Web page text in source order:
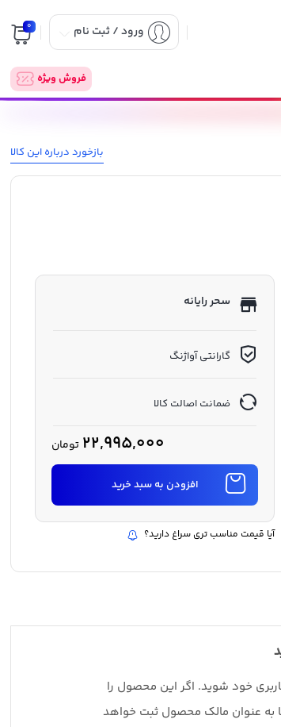
ورود / ثبت نام 0
فروش ویژه
بازخورد درباره این کالا
سحر رایانه
گارانتی آواژنگ
ضمانت اصالت کالا
22,995,000 تومان
افزودن به سبد خرید
آیا قیمت مناسب تری سراغ دارید؟
خود شوید. اگر این محصول را
به عنوان مالک محصول ثبت خواهد